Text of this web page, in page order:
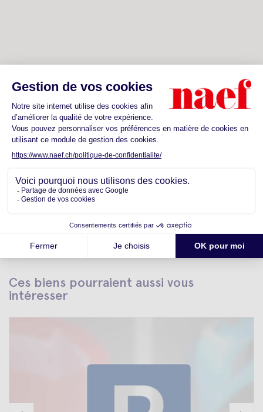
Ces biens pourraient aussi vous
intéresser